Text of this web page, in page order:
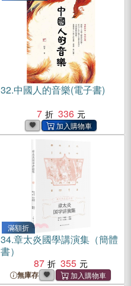
32.中國人的音樂(電子書)
7
336
滿額折
34.章太炎國學講演集（簡體
書）
87
355
無庫存